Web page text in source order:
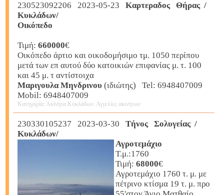
230523092206 2023-05-23
Καρτεραδος Θήρας /
Κυκλάδων/
Οικόπεδο
Τιμή: 660000€
Οικόπεδο άρτιο και οικοδομήσιμο τμ. 1050 περίπου
μετά των επ αυτού δύο κατοικιών επιφανίας μ. τ. 100
και 45 μ. τ αντίστοιχα
Μαριγουλα Μηνδρινου(ιδιώτης) Tel: 6948407009
Mobil: 6948407009
Κατηγορία: Ακίνητα Κυκλάδων. Αγγελίες ακινήτων
230330105237 2023-03-30
Τήνος Σολυγείας /
Κυκλάδων/
Αγροτεμάχιο
Τ.μ.:1760
Τιμή: 68000€
Αγροτεμάχιο 1760 τ. μ. με
πέτρινο κτίσμα 19 τ. μ. προ